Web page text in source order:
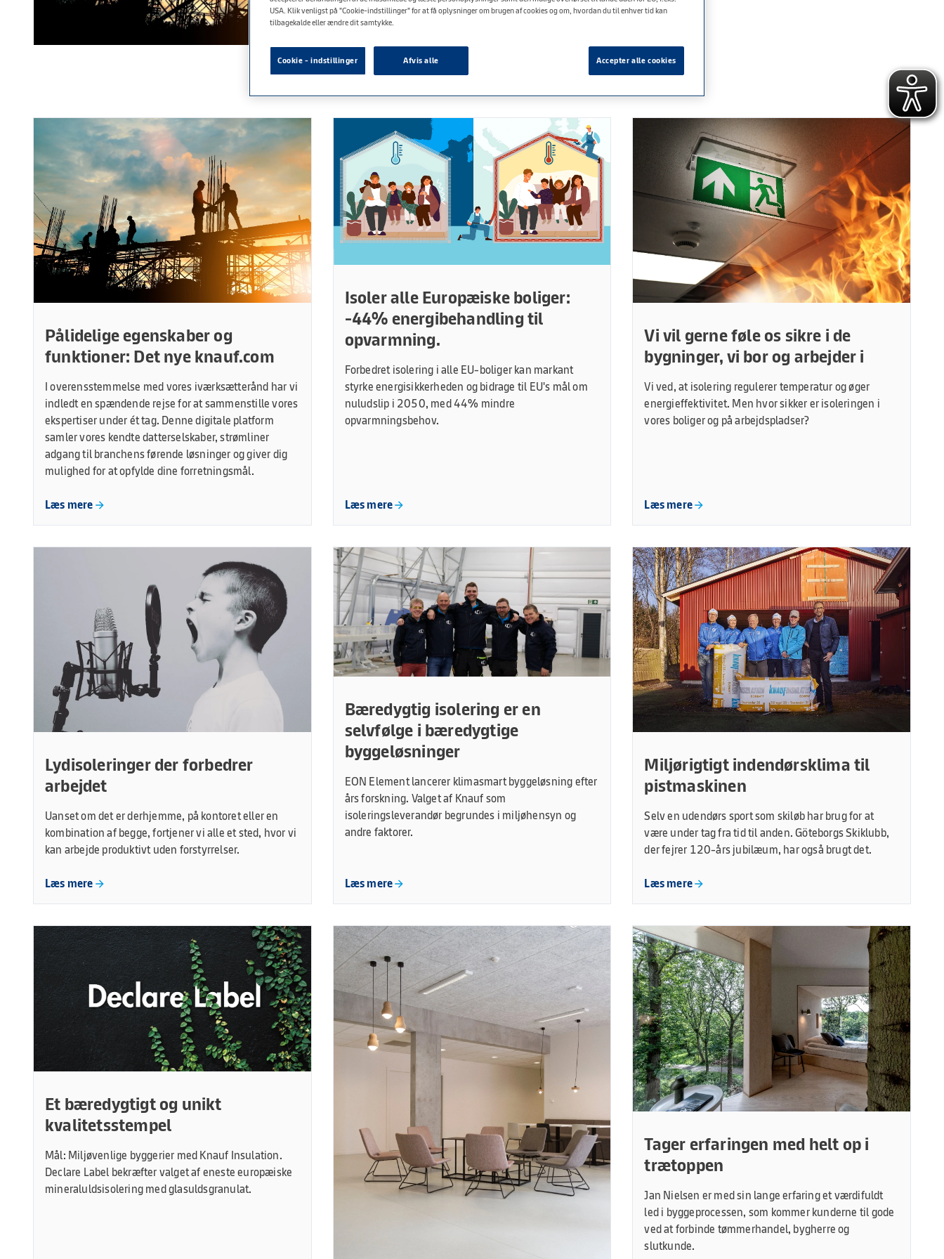
Pålidelige egenskaber og
funktioner: Det nye knauf.com
I overensstemmelse med vores iværksætterånd har vi
indledt en spændende rejse for at sammenstille vores
ekspertiser under ét tag. Denne digitale platform
samler vores kendte datterselskaber, strømliner
adgang til branchens førende løsninger og giver dig
mulighed for at opfylde dine forretningsmål.
Læs mere
Isoler alle Europæiske boliger:
-44% energibehandling til
opvarmning.
Forbedret isolering i alle EU-boliger kan markant
styrke energisikkerheden og bidrage til EU's mål om
nuludslip i 2050, med 44% mindre
opvarmningsbehov.
Læs mere
Vi vil gerne føle os sikre i de
bygninger, vi bor og arbejder i
Vi ved, at isolering regulerer temperatur og øger
energieffektivitet. Men hvor sikker er isoleringen i
vores boliger og på arbejdspladser?
Læs mere
Lydisoleringer der forbedrer
arbejdet
Uanset om det er derhjemme, på kontoret eller en
kombination af begge, fortjener vi alle et sted, hvor vi
kan arbejde produktivt uden forstyrrelser.
Læs mere
Bæredygtig isolering er en
selvfølge i bæredygtige
byggeløsninger
EON Element lancerer klimasmart byggeløsning efter
års forskning. Valget af Knauf som
isoleringsleverandør begrundes i miljøhensyn og
andre faktorer.
Læs mere
Miljørigtigt indendørsklima til
pistmaskinen
Selv en udendørs sport som skiløb har brug for at
være under tag fra tid til anden. Göteborgs Skiklubb,
der fejrer 120-års jubilæum, har også brugt det.
Læs mere
Et bæredygtigt og unikt
kvalitetsstempel
Mål: Miljøvenlige byggerier med Knauf Insulation.
Declare Label bekræfter valget af eneste europæiske
mineraluldsisolering med glasuldsgranulat.
Tager erfaringen med helt op i
trætoppen
Jan Nielsen er med sin lange erfaring et værdifuldt
led i byggeprocessen, som kommer kunderne til gode
ved at forbinde tømmerhandel, bygherre og
slutkunde.
USA. Klik venligst på "Cookie-indstillinger" for at få oplysninger om brugen af cookies og om, hvordan du til enhver tid kan
tilbagekalde eller ændre dit samtykke.
Cookie - indstillinger Afvis alle Accepter alle cookies